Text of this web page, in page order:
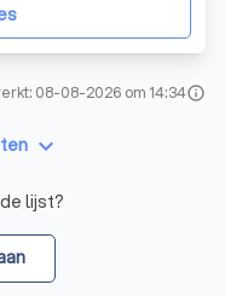
08-08-2026 om 14:34info
keyboard_arrow_down
lijst?